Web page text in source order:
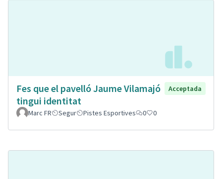
Fes que el pavelló Jaume Vilamajó
tingui identitat
Acceptada
Marc FR Segur Pistes Esportives 0 0